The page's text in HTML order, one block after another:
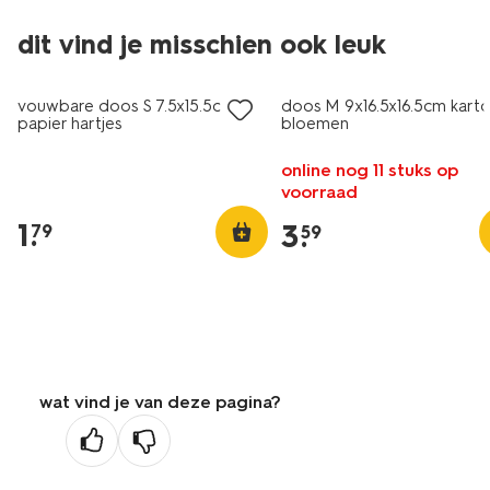
dit vind je misschien ook leuk
vouwbare doos S 7.5x15.5cm
papier hartjes
1.
79
doos M 9x16.5x16.5cm
bloemen
online nog 11 stuks op
voorraad
3.
59
wat vind je van deze pagina?